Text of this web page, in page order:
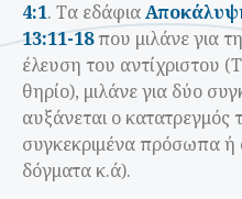
4:1. Τα εδάφια
13:11-18που μιλάνε για
έλευση του αντίχριστου
θηρίο), μιλάνε για δύο
αυξάνεται ο
συγκεκριμένα πρόσωπα
δόγματα κ.ά).